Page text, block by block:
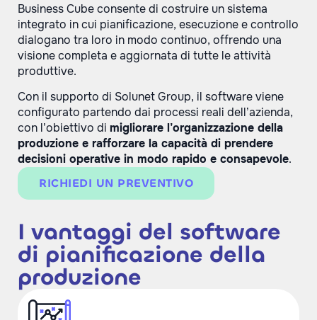
Business Cube consente di costruire un sistema
integrato in cui pianificazione, esecuzione e controllo
dialogano tra loro in modo continuo, offrendo una
visione completa e aggiornata di tutte le attività
produttive.
Con il supporto di Solunet Group, il software viene
configurato partendo dai processi reali dell’azienda,
con l’obiettivo di migliorare l’organizzazione della
produzione e rafforzare la capacità di prendere
decisioni operative in modo rapido e consapevole.
RICHIEDI UN PREVENTIVO
I vantaggi del software
di pianificazione della
produzione